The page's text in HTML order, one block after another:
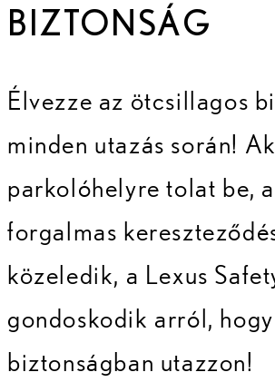
BIZTONSÁG
Élvezze az ötcsillagos
minden utazás során!
parkolóhelyre tolat be,
forgalmas
közeledik, a Lexus
gondoskodik arról,
biztonságban utazzon!